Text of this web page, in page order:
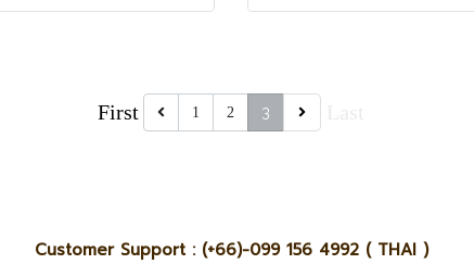
First 1 2 3
Customer Support : (+66)-099 156 4992 ( THAI )